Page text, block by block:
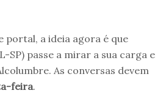
portal, a ideia agora é que
SP) passe a mirar a sua carga e
As conversas devem
feira.